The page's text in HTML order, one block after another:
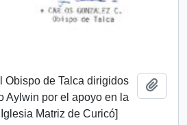
Obispo de Talca dirigidos
Aylwin por el apoyo en la
Matriz de Curicó]